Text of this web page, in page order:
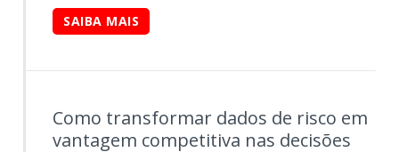
SAIBA MAIS
Como transformar dados de risco em
vantagem competitiva nas decisões